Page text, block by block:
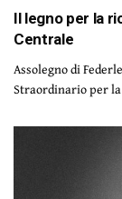
Il legno per la
Centrale
Assolegno di
Straordinario per